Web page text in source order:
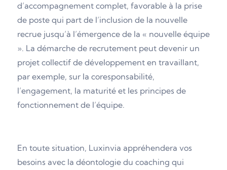
d’accompagnement complet, favorable à la prise
de poste qui part de l’inclusion de la nouvelle
recrue jusqu’à l’émergence de la « nouvelle équipe
». La démarche de recrutement peut devenir un
projet collectif de développement en travaillant,
par exemple, sur la coresponsabilité,
l’engagement, la maturité et les principes de
fonctionnement de l’équipe.
En toute situation, Luxinvia appréhendera vos
besoins avec la déontologie du coaching qui